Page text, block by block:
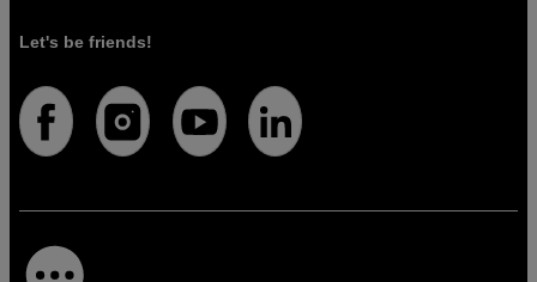
Let's be friends!